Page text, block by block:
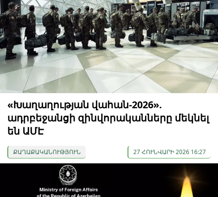
«Խաղաղության վահան-2026».
ադրբեջանցի զինվորականները մեկնել
են ԱՄԷ
ՔԱՂԱՔԱԿԱՆՈՒԹՅՈՒՆ 27 ՀՈՒՆՎԱՐԻ 2026 16:27